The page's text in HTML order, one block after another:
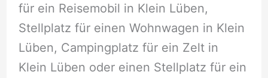
für ein Reisemobil in Klein Lüben,
Stellplatz für einen Wohnwagen in Klein
Lüben, Campingplatz für ein Zelt in
Klein Lüben oder einen Stellplatz für ein